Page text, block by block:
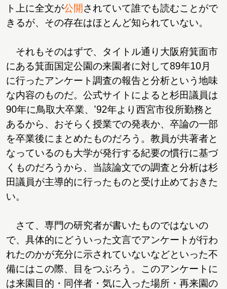
ト上に全文が公開 されていて誰でも読むことがで
きるが、その存在はほとんど知られていない。
それもそのはずで、タイトル通り大阪府箕面市
にある箕面国定公園の来園者に対して89年10月
に行ったアンケート調査の報告と分析という地味
な内容のものだ。公式サイトによると杉田議員は
90年に鳥取大卒業、’92年より西宮市役所勤務と
あるから、おそらく授業での発表か、卒論の一部
を卒業後にまとめたものだろう。教員が共著者と
なっているのも大学が発行する紀要の慣行に基づ
くものだろうから、当該論文での調査と分析は杉
田議員が主導的に行ったものと受け止めておきた
い。
さて、専門の研究者が書いたものではないの
で、具体的にどういった文言でアンケートが行わ
れたのかが充分に示されていないなどといった不
備にはこの際、目をつぶろう。このアンケートに
は来園目的・同伴者・気に入った場所・再来園の